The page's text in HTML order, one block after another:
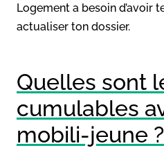
Logement a besoin d’avoir
actualiser ton dossier.
Quelles sont
cumulables
mobili-jeune ?